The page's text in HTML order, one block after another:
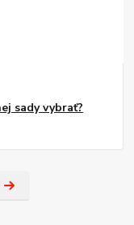
sady vybrať?